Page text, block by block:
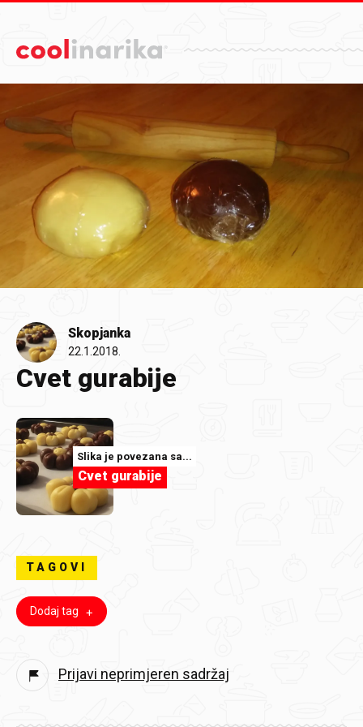
Skopjanka
22.1.2018.
Cvet gurabije
Slika je povezana sa...
Cvet gurabije
TAGOVI
Dodaj tag
Prijavi neprimjeren sadržaj